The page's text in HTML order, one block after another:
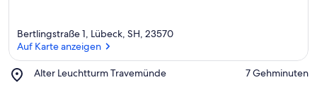
Bertlingstraße 1, Lübeck, SH, 23570
Auf Karte anzeigen
Alter Leuchtturm Travemünde
Place,
‪7 Gehminuten‬